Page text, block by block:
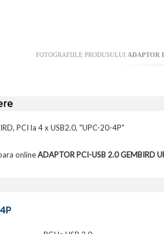
FOTOGRAFIILE PRODUSULUI ADAPTOR
PCI la 4 x USB2.0, "UPC-20-4P"
onlineADAPTOR PCI-USB 2.0 GEMBIRD